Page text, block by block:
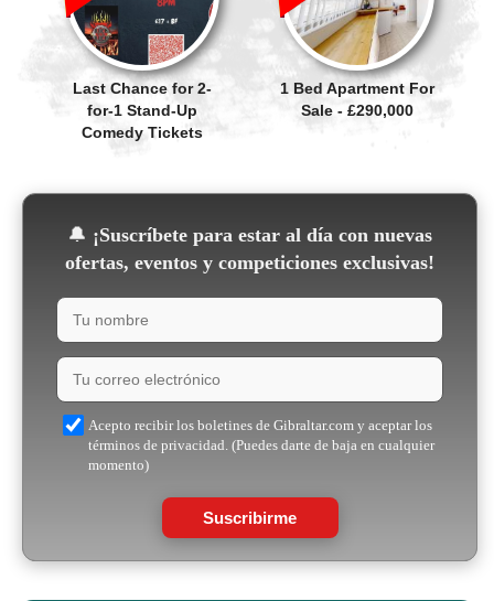
Last Chance for 2-
for-1 Stand-Up
Comedy Tickets
1 Bed Apartment For
Sale - £290,000
🔔 ¡Suscríbete para estar al día con nuevas
ofertas, eventos y competiciones exclusivas!
Acepto recibir los boletines de Gibraltar.com y aceptar los
términos de privacidad. (Puedes darte de baja en cualquier
momento)
Suscribirme